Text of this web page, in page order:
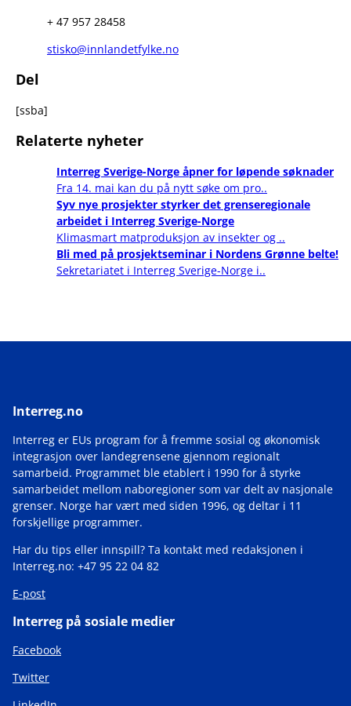
+ 47 957 28458
stisko@innlandetfylke.no
Del
[ssba]
Relaterte nyheter
Interreg Sverige-Norge åpner for løpende søknader
Fra 14. mai kan du på nytt søke om pro..
Syv nye prosjekter styrker det grenseregionale
arbeidet i Interreg Sverige-Norge
Klimasmart matproduksjon av insekter og ..
Bli med på prosjektseminar i Nordens Grønne belte!
Sekretariatet i Interreg Sverige-Norge i..
Interreg.no
Interreg er EUs program for å fremme sosial og økonomisk
integrasjon over landegrensene gjennom regionalt
samarbeid. Programmet ble etablert i 1990 for å styrke
samarbeidet mellom naboregioner som var delt av nasjonale
grenser. Norge har vært med siden 1996, og deltar i 11
forskjellige programmer.
Har du tips eller innspill? Ta kontakt med redaksjonen i
Interreg.no: +47 95 22 04 82
E-post
Interreg på sosiale medier
Facebook
Twitter